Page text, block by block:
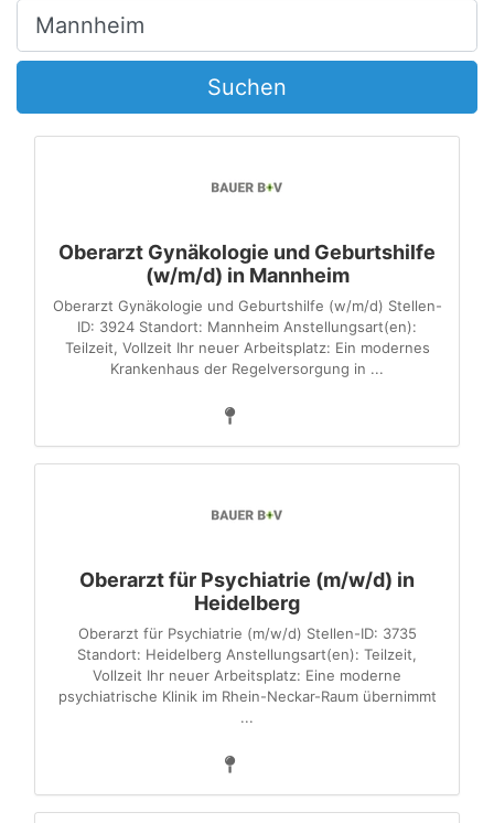
Ort, Stadt
Suchen
Oberarzt Gynäkologie und Geburtshilfe
(w/m/d) in Mannheim
Oberarzt Gynäkologie und Geburtshilfe (w/m/d) Stellen-
ID: 3924 Standort: Mannheim Anstellungsart(en):
Teilzeit, Vollzeit Ihr neuer Arbeitsplatz: Ein modernes
Krankenhaus der Regelversorgung in ...
Oberarzt für Psychiatrie (m/w/d) in
Heidelberg
Oberarzt für Psychiatrie (m/w/d) Stellen-ID: 3735
Standort: Heidelberg Anstellungsart(en): Teilzeit,
Vollzeit Ihr neuer Arbeitsplatz: Eine moderne
psychiatrische Klinik im Rhein-Neckar-Raum übernimmt
...